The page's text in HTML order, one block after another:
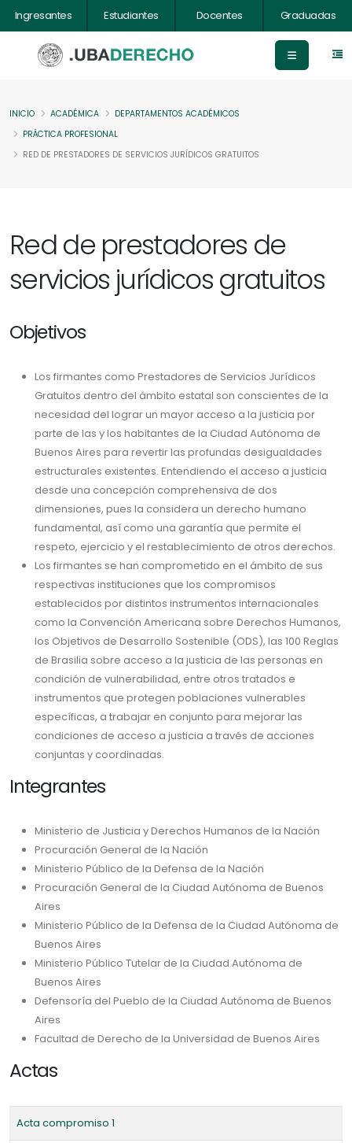
Ingresantes Estudiantes Docentes Graduadas
INICIO ACADÉMICA
DEPARTAMENTOS ACADÉMICOS
PRÁCTICA PROFESIONAL
RED DE PRESTADORES DE SERVICIOS JURÍDICOS GRATUITOS
Red de prestadores de
servicios jurídicos gratuitos
Objetivos
Los firmantes como Prestadores de Servicios Jurídicos
Gratuitos dentro del ámbito estatal son conscientes de la
necesidad del lograr un mayor acceso a la justicia por
parte de las y los habitantes de la Ciudad Autónoma de
Buenos Aires para revertir las profundas desigualdades
estructurales existentes. Entendiendo el acceso a justicia
desde una concepción comprehensiva de dos
dimensiones, pues la considera un derecho humano
fundamental, así como una garantía que permite el
respeto, ejercicio y el restablecimiento de otros derechos.
Los firmantes se han comprometido en el ámbito de sus
respectivas instituciones que los compromisos
establecidos por distintos instrumentos internacionales
como la Convención Americana sobre Derechos Humanos,
los Objetivos de Desarrollo Sostenible (ODS), las 100 Reglas
de Brasilia sobre acceso a la justicia de las personas en
condición de vulnerabilidad, entre otros tratados e
instrumentos que protegen poblaciones vulnerables
específicas, a trabajar en conjunto para mejorar las
condiciones de acceso a justicia a través de acciones
conjuntas y coordinadas.
Integrantes
Ministerio de Justicia y Derechos Humanos de la Nación
Procuración General de la Nación
Ministerio Público de la Defensa de la Nación
Procuración General de la Ciudad Autónoma de Buenos
Aires
Ministerio Público de la Defensa de la Ciudad Autónoma de
Buenos Aires
Ministerio Público Tutelar de la Ciudad Autónoma de
Buenos Aires
Defensoría del Pueblo de la Ciudad Autónoma de Buenos
Aires
Facultad de Derecho de la Universidad de Buenos Aires
Actas
Acta compromiso 1